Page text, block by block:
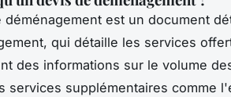
déménagement est un document
qui détaille les services
des informations sur le volume
services supplémentaires comme